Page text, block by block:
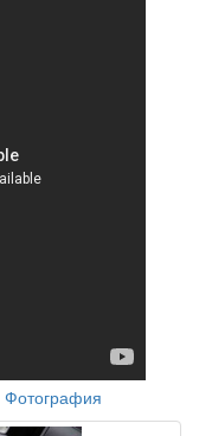
Фотография